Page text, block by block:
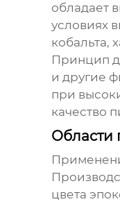
обладает
условиях
кобальта,
Принцип
и другие
при
качество
Области
цвета